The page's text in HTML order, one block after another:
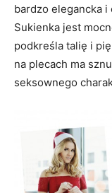
bardzo elegancka
Sukienka jest
podkreśla talię i
na plecach ma
seksownego